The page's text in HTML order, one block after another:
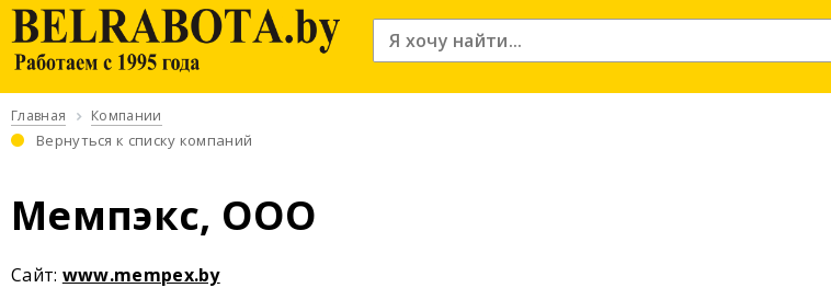
Главная Компании
Вернуться к списку компаний
Мемпэкс, ООО
Cайт: www.mempex.by